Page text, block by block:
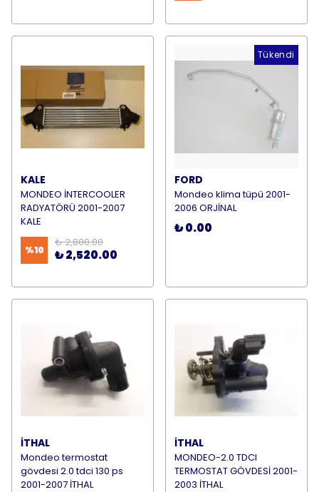
KALE
MONDEO İNTERCOOLER
RADYATÖRÜ 2001-2007
KALE
%10
₺ 2,800.00
₺ 2,520.00
Tükendi
FORD
Mondeo klima tüpü 2001-
2006 ORJİNAL
₺ 0.00
İTHAL
Mondeo termostat
gövdesi 2.0 tdci 130 ps
2001-2007 İTHAL
İTHAL
MONDEO-2.0 TDCI
TERMOSTAT GÖVDESİ 2001-
2003 İTHAL